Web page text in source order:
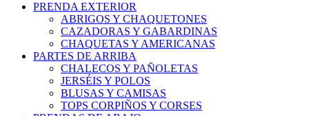
PRENDA EXTERIOR
ABRIGOS Y CHAQUETONES
CAZADORAS Y GABARDINAS
CHAQUETAS Y AMERICANAS
PARTES DE ARRIBA
CHALECOS Y PAÑOLETAS
JERSÉIS Y POLOS
BLUSAS Y CAMISAS
TOPS CORPIÑOS Y CORSES